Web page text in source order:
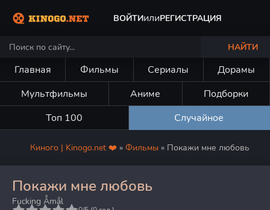
ВОЙТИилиРЕГИСТРАЦИЯ
НАЙТИ
Главная Фильмы Сериалы
Дорамы
Мультфильмы
Аниме
Подборки
Топ 100
Случайное
Киного | Kinogo.net ❤️ » Фильмы » Покажи мне любовь
Покажи мне любовь
Fucking Åmål